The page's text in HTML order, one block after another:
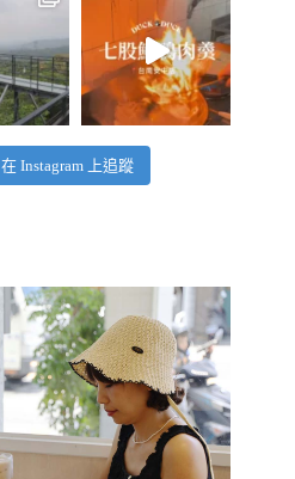
在 Instagram 上追蹤